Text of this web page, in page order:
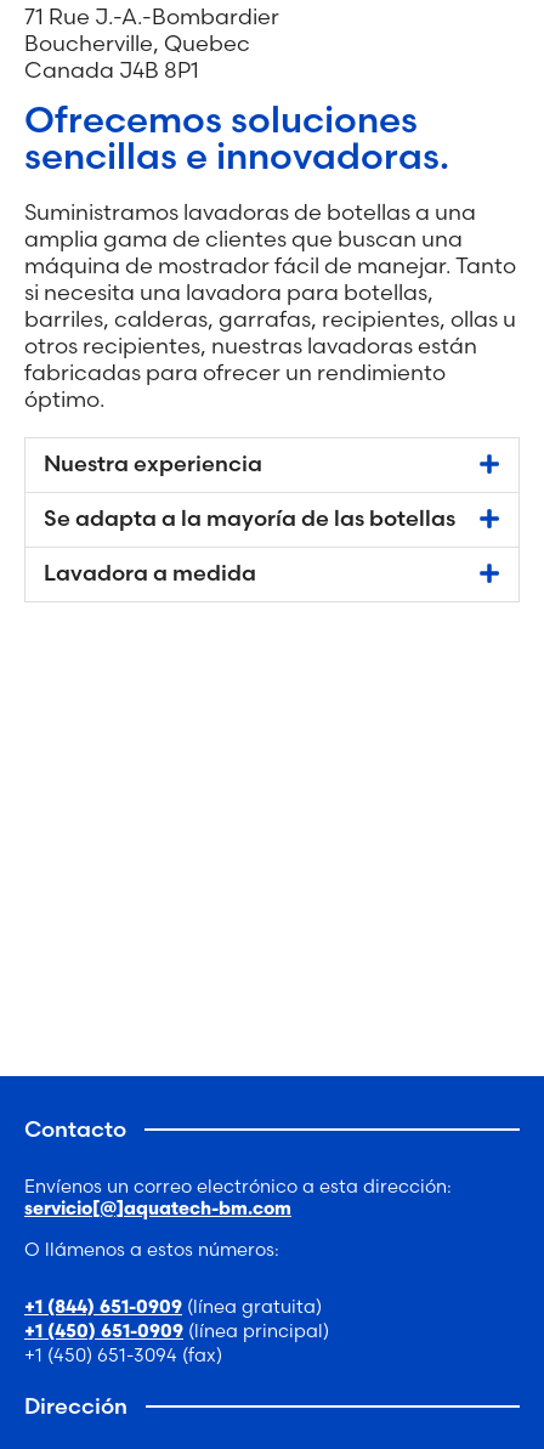
71 Rue J.-A.-Bombardier
Boucherville, Quebec
Canada J4B 8P1
Ofrecemos soluciones
sencillas e innovadoras.
Suministramos lavadoras de botellas a una
amplia gama de clientes que buscan una
máquina de mostrador fácil de manejar. Tanto
si necesita una lavadora para botellas,
barriles, calderas, garrafas, recipientes, ollas u
otros recipientes, nuestras lavadoras están
fabricadas para ofrecer un rendimiento
óptimo.
Nuestra experiencia
Se adapta a la mayoría de las botellas
Lavadora a medida
Contacto
Envíenos un correo electrónico a esta dirección:
servicio[@]aquatech-bm.com
O llámenos a estos números:
+1 (844) 651-0909 (línea gratuita)
+1 (450) 651-0909 (línea principal)
+1 (450) 651-3094 (fax)
Dirección